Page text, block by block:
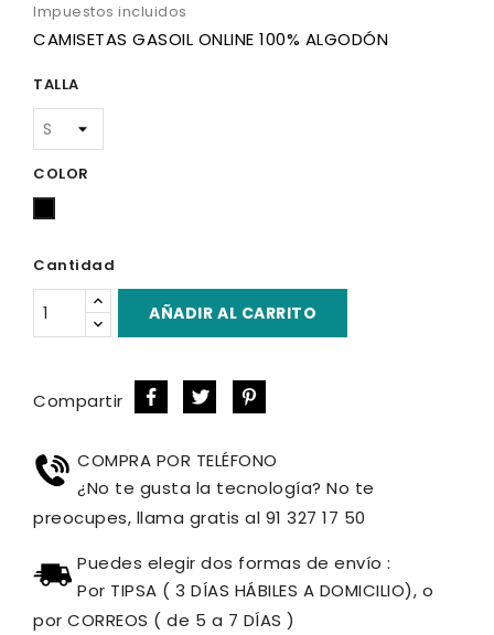
Impuestos incluidos
CAMISETAS GASOIL ONLINE 100% ALGODÓN
TALLA
COLOR
Cantidad
AÑADIR AL CARRITO
Compartir
COMPRA POR TELÉFONO
¿No te gusta la tecnología? No te
preocupes, llama gratis al 91 327 17 50
Puedes elegir dos formas de envío :
Por TIPSA ( 3 DÍAS HÁBILES A DOMICILIO), o
por CORREOS ( de 5 a 7 DÍAS )